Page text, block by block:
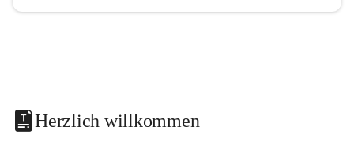
Herzlich willkommen